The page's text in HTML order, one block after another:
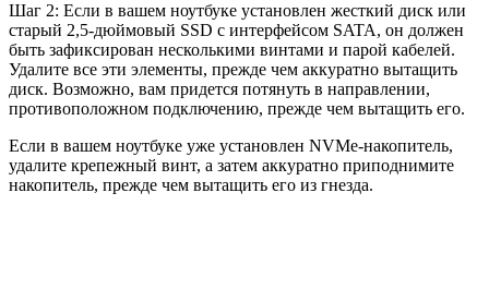
Шаг 2: Если в вашем ноутбуке установлен жесткий диск или
старый 2,5-дюймовый SSD с интерфейсом SATA, он должен
быть зафиксирован несколькими винтами и парой кабелей.
Удалите все эти элементы, прежде чем аккуратно вытащить
диск. Возможно, вам придется потянуть в направлении,
противоположном подключению, прежде чем вытащить его.
Если в вашем ноутбуке уже установлен NVMe-накопитель,
удалите крепежный винт, а затем аккуратно приподнимите
накопитель, прежде чем вытащить его из гнезда.